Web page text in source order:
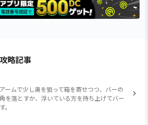
略記事
ームで少し奥を狙って箱を寄せつつ、バーの
を落とすか、浮いている方を持ち上げてバー
。